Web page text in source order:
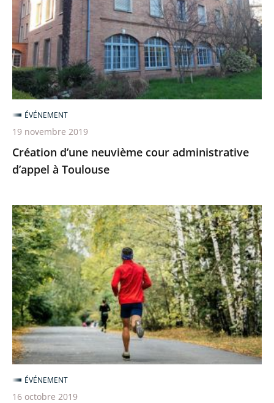
administrative
d’appel
à
Toulouse
Création d’une neuvième cour administrative
d’appel à Toulouse
ÉVÉNEMENT
19 novembre 2019
21
propositions
pour
une
politique
publique
du
sport
ambitieuse
ÉVÉNEMENT
16 octobre 2019